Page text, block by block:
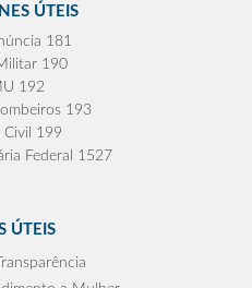
ÚTEIS
181
190
192
193
Civil 199
Federal 1527
ÚTEIS